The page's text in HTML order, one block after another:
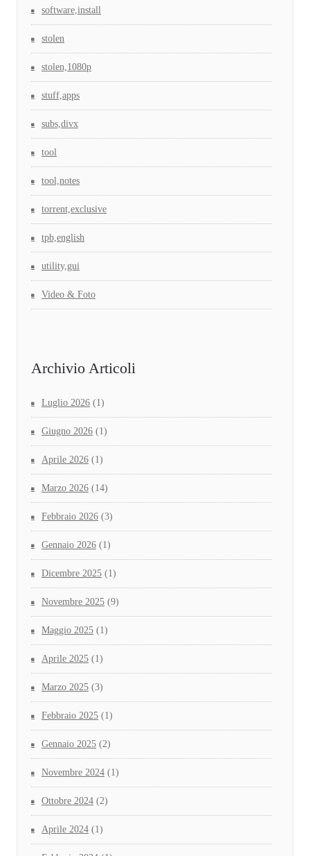
software,install
stolen
stolen,1080p
stuff,apps
subs,divx
tool
tool,notes
torrent,exclusive
tpb,english
utility,gui
Video & Foto
Archivio Articoli
Luglio 2026 (1)
Giugno 2026 (1)
Aprile 2026 (1)
Marzo 2026 (14)
Febbraio 2026 (3)
Gennaio 2026 (1)
Dicembre 2025 (1)
Novembre 2025 (9)
Maggio 2025 (1)
Aprile 2025 (1)
Marzo 2025 (3)
Febbraio 2025 (1)
Gennaio 2025 (2)
Novembre 2024 (1)
Ottobre 2024 (2)
Aprile 2024 (1)